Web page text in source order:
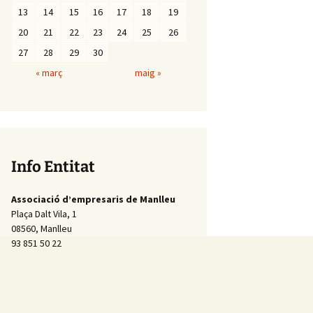
« març maig »
13
14 15 16 17 18
19
20
21 22 23 24 25
26
27
28 29 30
Info Entitat
Associació d’empresaris de Manlleu
Plaça Dalt Vila, 1
08560, Manlleu
93 851 50 22